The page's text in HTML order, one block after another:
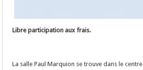
Libre participation aux frais.
La salle Paul Marquion se trouve dans le